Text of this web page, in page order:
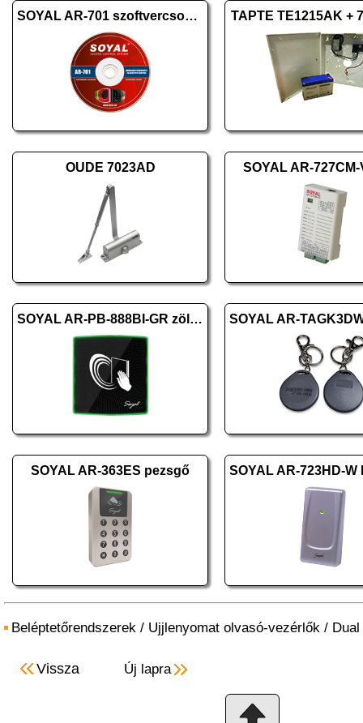
SOYAL AR-701 szoftvercsomag 10.2 TAPTE TE1215AK +
OUDE 7023AD SOYAL AR-727CM-
SOYAL AR-PB-888BI-GR zöld/piros
SOYAL AR-363ES pezsgő
Beléptetőrendszerek / Ujjlenyomat olvasó-vezérlők /
Vissza Új lapra